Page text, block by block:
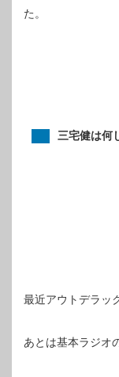
た。
三宅健は何
最近アウトデラッ
あとは基本ラジオ